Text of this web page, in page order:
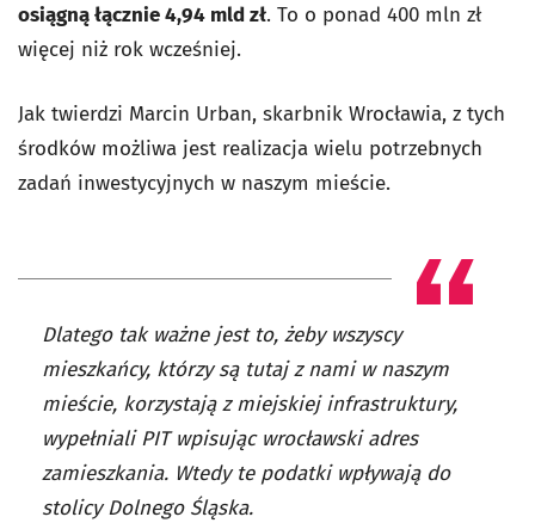
osiągną łącznie 4,94 mld zł. To o ponad 400 mln zł
więcej niż rok wcześniej.
Jak twierdzi Marcin Urban, skarbnik Wrocławia, z tych
środków możliwa jest realizacja wielu potrzebnych
zadań inwestycyjnych w naszym mieście.
Dlatego tak ważne jest to, żeby wszyscy
mieszkańcy, którzy są tutaj z nami w naszym
mieście, korzystają z miejskiej infrastruktury,
wypełniali PIT wpisując wrocławski adres
zamieszkania. Wtedy te podatki wpływają do
stolicy Dolnego Śląska.